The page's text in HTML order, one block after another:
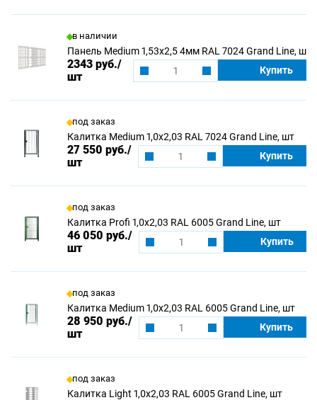
в наличии
Панель Medium 1,53х2,5 4мм RAL 7024 Grand Line, шт
2343 руб./
шт
Купить
под заказ
Калитка Medium 1,0х2,03 RAL 7024 Grand Line, шт
27 550 руб./
шт
Купить
под заказ
Калитка Profi 1,0х2,03 RAL 6005 Grand Line, шт
46 050 руб./
шт
Купить
под заказ
Калитка Medium 1,0х2,03 RAL 6005 Grand Line, шт
28 950 руб./
шт
Купить
под заказ
Калитка Light 1,0х2,03 RAL 6005 Grand Line, шт